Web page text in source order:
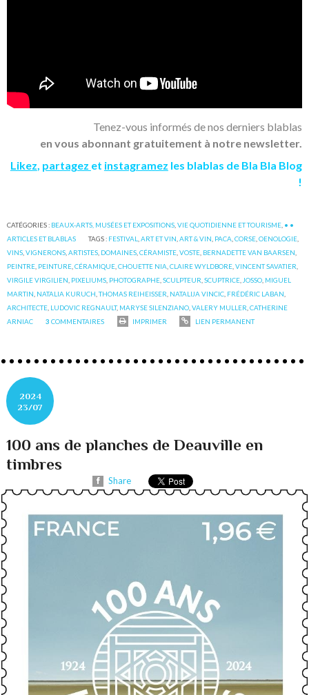
Tenez-vous informés de nos derniers blablas
en vous abonnant gratuitement à notre newsletter.
Likez partagez et instagramez les blablas de Bla Bla Blog
!
CATÉGORIES : BEAUX-ARTS, MUSÉES ET EXPOSITIONS ,VIE QUOTIDIENNE ET TOURISME • •
ARTICLES ET BLABLAS
TAGS : FESTIVAL ,ART ET VIN ,ART & VIN PACA ,CORSE ,OENOLOGIE
VINS ,VIGNERONS ,ARTISTES DOMAINES ,CÉRAMISTE ,VOSTE BERNADETTE VAN BAARSEN
PEINTRE PEINTURE ,CÉRAMIQUE ,CHOUETTE NIA ,CLAIRE WYLDBORE ,VINCENT SAVATIER
VIRGILE VIRGILIEN PIXELIUMS PHOTOGRAPHE ,SCULPTEUR ,SCUPTRICE JOSSO MIGUEL
MARTIN NATALIA KURUCH ,THOMAS REIHEISSER NATALIJA VINCIC FRÉDÉRIC LABAN
ARCHITECTE LUDOVIC REGNAULT, MARYSE SILENZIANO ,VALERY MULLER ,CATHERINE
ARNIAC
3 COMMENTAIRES IMPRIMER LIEN PERMANENT
2024
23/07
100 ans de planches de Deauville en
timbres
Share